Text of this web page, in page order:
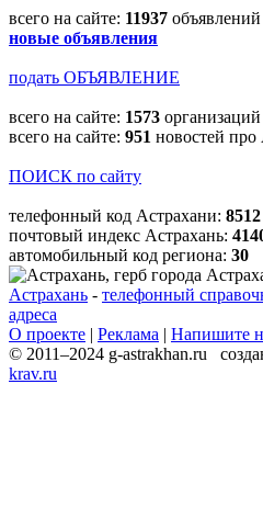
всего на сайте: 11937
новые объявления
подать ОБЪЯВЛЕНИЕ
всего на сайте: 1573
всего на сайте: 951 новостей про
ПОИСК по сайту
телефонный код Астрахани: 8512
почтовый индекс Астрахань:
автомобильный код региона: 30
Астрахань - телефонный
адреса
О проекте | Реклама | Напишите
© 2011–2024 g-astrakhan.ru
krav.ru